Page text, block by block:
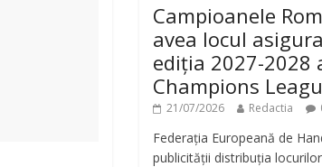
Campioanele
avea locul
ediția 2027-2028
Champions
21/07/2026 Redactia
Federația Europeană de
publicității distribuția